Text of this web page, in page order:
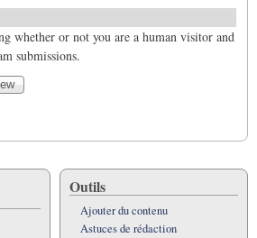
whether or not you are a human visitor and
submissions.
Outils
Ajouter du contenu
Astuces de rédaction